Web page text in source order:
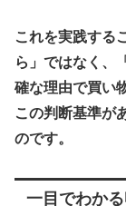
これを実践する
ら」ではなく、
確な理由で買い
この判断基準が
のです。
一目でわか